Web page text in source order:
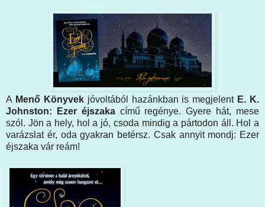
A Menő Könyvekjóvoltából hazánkban is megjelent E. K.
Johnston: Ezer éjszaka című regénye. Gyere hát, mese
szól. Jön a hely, hol a jó, csoda mindig a pártodon áll. Hol a
varázslat ér, oda gyakran betérsz. Csak annyit mondj: Ezer
éjszaka vár reám!